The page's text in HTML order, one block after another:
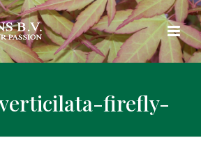
firefly-